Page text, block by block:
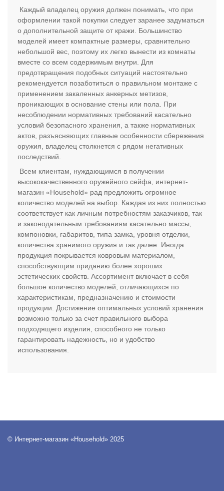
Каждый владелец оружия должен понимать, что при
оформлении такой покупки следует заранее задуматься
о дополнительной защите от кражи. Большинство
моделей имеет компактные размеры, сравнительно
небольшой вес, поэтому их легко вынести из комнаты
вместе со всем содержимым внутри. Для
предотвращения подобных ситуаций настоятельно
рекомендуется позаботиться о правильном монтаже с
применением закаленных анкерных метизов,
проникающих в основание стены или пола. При
несоблюдении нормативных требований касательно
условий безопасного хранения, а также нормативных
актов, разъясняющих главные особенности сбережения
оружия, владелец столкнется с рядом негативных
последствий.
Всем клиентам, нуждающимся в получении
высококачественного оружейного сейфа, интернет-
магазин «Household» рад предложить огромное
количество моделей на выбор. Каждая из них полностью
соответствует как личным потребностям заказчиков, так
и законодательным требованиям касательно массы,
компоновки, габаритов, типа замка, уровня отделки,
количества хранимого оружия и так далее. Иногда
продукция покрывается ковровым материалом,
способствующим приданию более хороших
эстетических свойств. Ассортимент включает в себя
большое количество моделей, отличающихся по
характеристикам, предназначению и стоимости
продукции. Достижение оптимальных условий хранения
возможно только за счет правильного выбора
подходящего изделия, способного не только
гарантировать надежность, но и удобство
использования.
© Интернет-магазин «Household» 2025